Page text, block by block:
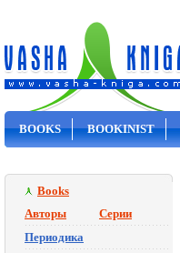
BOOKS BOOKINIST
Books
Авторы
Серии
Периодика